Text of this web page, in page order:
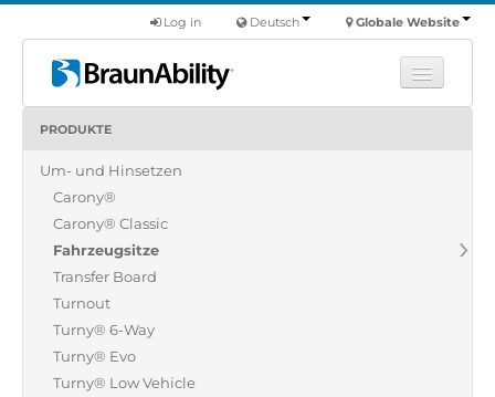
Globale Website
Deutsch
Log in
Produkte
Nutzfahrzeuge
Über uns
Finde einen Händler
PRODUKTE
Um- und Hinsetzen
Carony®
Carony® Classic
Fahrzeugsitze
Transfer Board
Turnout
Turny® 6-Way
Turny® Evo
Turny® Low Vehicle